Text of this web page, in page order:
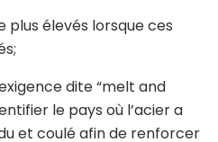
plus élevés lorsque ces
dite “melt and
le pays où l’acier a
et coulé afin de renforcer